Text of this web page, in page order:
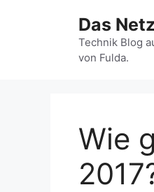
Das
Technik Blog
von Fulda.
Wie